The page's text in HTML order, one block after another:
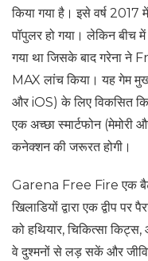
किया गया है। इसे वर्ष 2017
पॉपुलर हो गया। लेकिन बीच में
गया था जिसके बाद गरेना
MAX लांच किया। यह गेम
और iOS) के लिए विकसित
एक अच्छा स्मार्टफोन (मेमोरी
कनेक्शन की जरूरत होगी।
Garena Free Fire एक
खिलाडियों द्वारा एक द्वीप
को हथियार, चिकित्सा
वे दुश्मनों से लड़ सकें और